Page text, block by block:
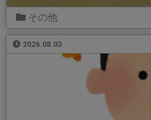
その他
2026.08.03